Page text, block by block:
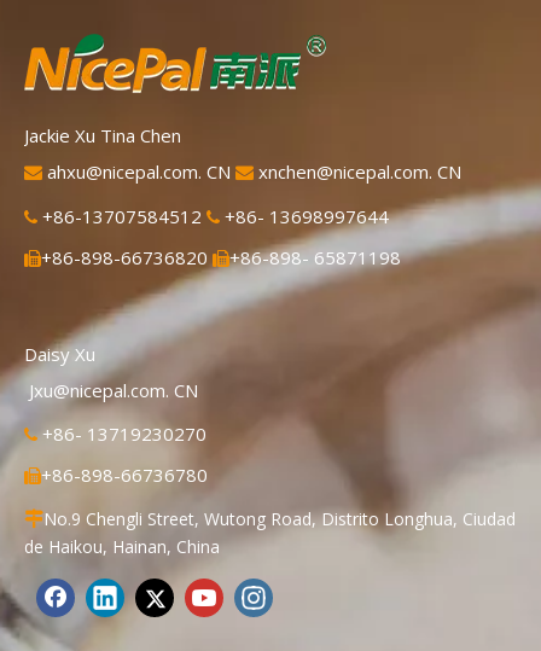
Jackie Xu Tina Chen
 ahxu@nicepal.com. CN  xnchen@nicepal.com. CN
 +86-13707584512  +86- 13698997644
+86-898-66736820 +86-898- 65871198
Daisy Xu
Jxu@nicepal.com. CN
 +86- 13719230270
+86-898-66736780
No.9 Chengli Street, Wutong Road, Distrito Longhua, Ciudad
de Haikou, Hainan, China